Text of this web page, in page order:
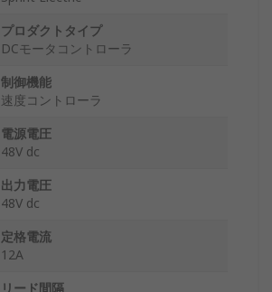
プロダクトタイプ
DCモータコントローラ
制御機能
速度コントローラ
電源電圧
48V dc
出力電圧
48V dc
定格電流
12A
リード間隔